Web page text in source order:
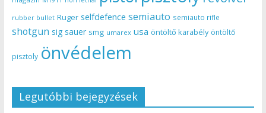
rubber bullet Ruger selfdefence semiauto semiauto rifle
shotgun sig sauer smg umarex usa öntöltő karabély öntöltő
pisztoly önvédelem
Legutóbbi bejegyzések